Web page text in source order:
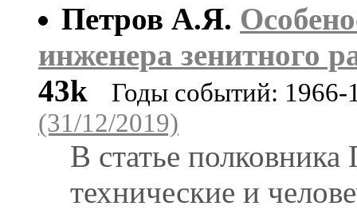
Петров А.Я.
инженера зенитного
43k
Годы событий:
(31/12/2019)
В статье
технические и